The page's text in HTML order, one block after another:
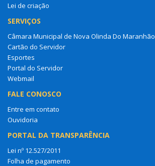
Lei de criação
SERVIÇOS
Câmara Municipal de Nova Olinda Do Maranhão
Cartão do Servidor
Esportes
Portal do Servidor
Webmail
FALE CONOSCO
Entre em contato
Ouvidoria
PORTAL DA TRANSPARÊNCIA
Lei nº 12.527/2011
Folha de pagamento